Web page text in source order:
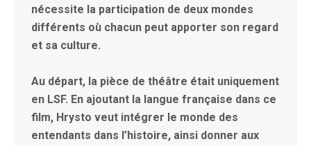
nécessite la participation de deux mondes
différents où chacun peut apporter son regard
et sa culture.
Au départ, la pièce de théâtre était uniquement
en LSF. En ajoutant la langue française dans ce
film, Hrysto veut intégrer le monde des
entendants dans l’histoire, ainsi donner aux